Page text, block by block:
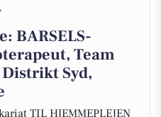
BARSELS-
Team
Syd,
TIL HJEMMEPLEJEN